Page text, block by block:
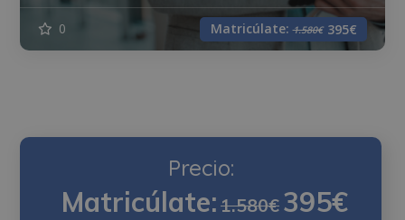
0 Matricúlate:1.580€ 395€
Precio:
Matricúlate:1.580€ 395€